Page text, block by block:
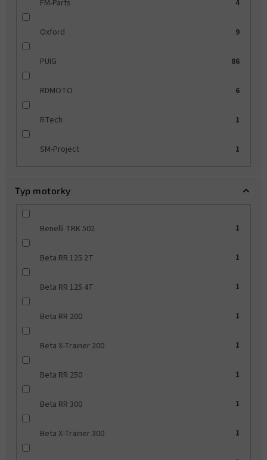
FM-Parts 4
Oxford 9
PUIG 86
RDMOTO 6
RTech 1
SM-Project 1
Typ motorky
Benelli TRK 502 1
Beta RR 125 2T 1
Beta RR 125 4T 1
Beta RR 200 1
Beta X-Trainer 200 1
Beta RR 250 1
Beta RR 300 1
Beta X-Trainer 300 1